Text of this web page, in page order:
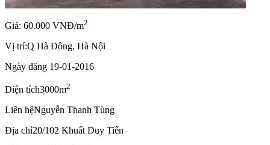
Giá: 60.000 VNĐ/m2
Vị trí:Q Hà Đông, Hà Nội
Ngày đăng 19-01-2016
Diện tích3000m2
Liên hệNguyễn Thanh Tùng
Địa chỉ20/102 Khuất Duy Tiến